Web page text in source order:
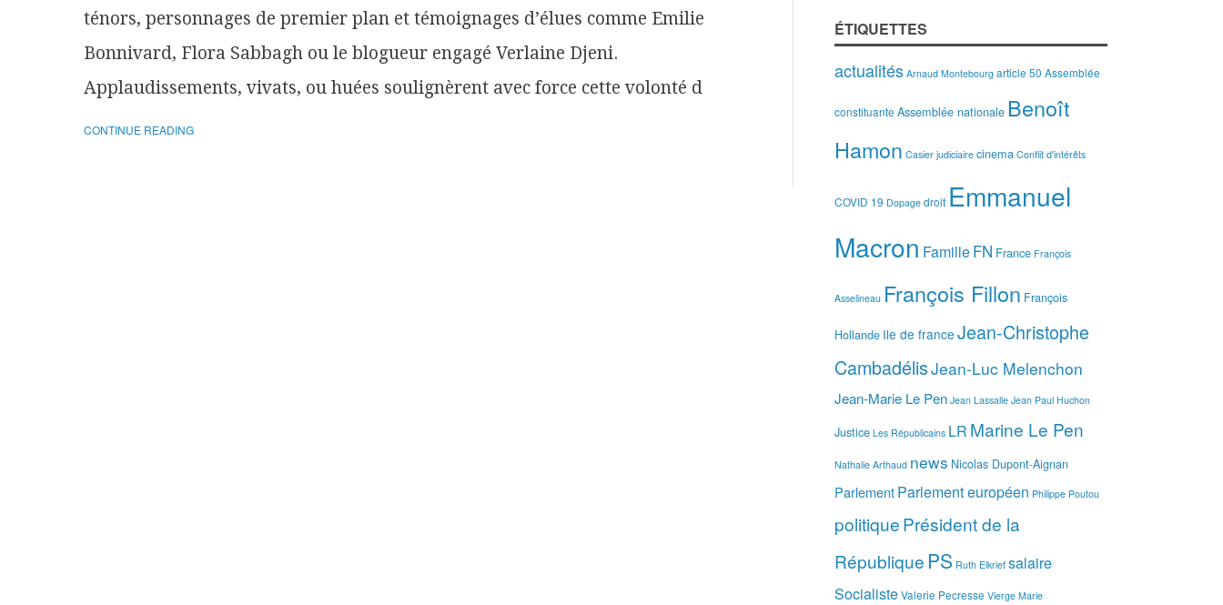
ténors, personnages de premier plan et témoignages d’élues comme Emilie
Bonnivard, Flora Sabbagh ou le blogueur engagé Verlaine Djeni.
Applaudissements, vivats, ou huées soulignèrent avec force cette volonté d
CONTINUE READING
ÉTIQUETTES
actualités Arnaud Montebourg article 50 Assemblée
constituante Assemblée nationale Benoît
Hamon Casier judiciaire cinema Conflit d'intérêts
COVID 19 Dopage droit Emmanuel
Macron FamilleFN France François
Asselineau François Fillon François
Hollande Ile de france Jean-Christophe
CambadélisJean-Luc Melenchon
Jean-Marie Le Pen Jean Lassalle Jean Paul Huchon
Justice Les Républicains LR Marine Le Pen
Nathalie Arthaud news Nicolas Dupont-Aignan
ParlementParlement européen Philippe Poutou
politiquePrésident de la
République PS Ruth Elkrief salaire
SocialisteValerie Pecresse Vierge Marie